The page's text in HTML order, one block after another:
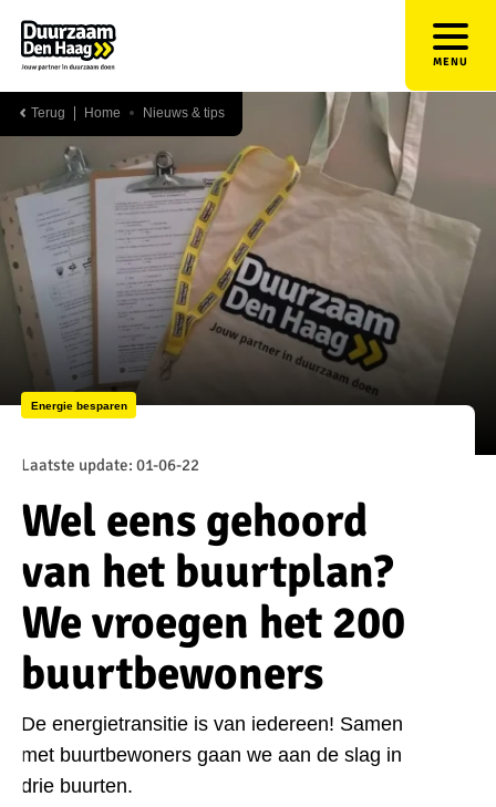
MENU
Terug Home Nieuws & tips
Energie besparen
Laatste update: 01-06-22
Wel eens gehoord
van het buurtplan?
We vroegen het 200
buurtbewoners
De energietransitie is van iedereen! Samen
met buurtbewoners gaan we aan de slag in
drie buurten.